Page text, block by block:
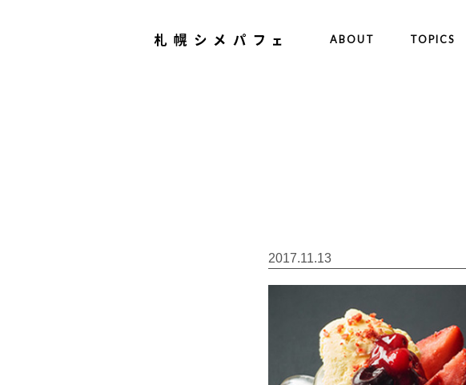
ABOUT TOPICS
2017.11.13